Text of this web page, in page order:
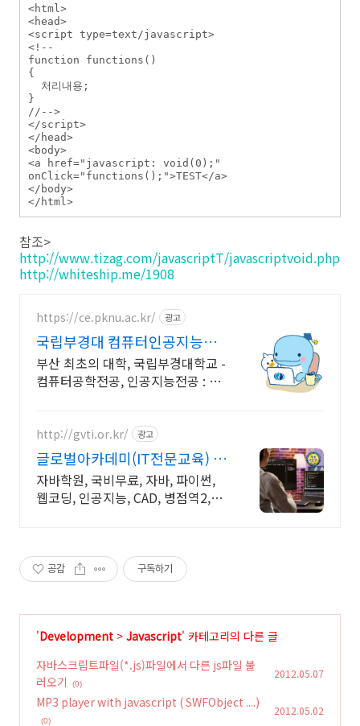
<html>
<head>
<script type=text/javascript>
<!--
function functions()
{
}
//-->
</script>
</head>
<body>
<a href="javascript: void(0);"
onClick="functions();">TEST</a>
</body>
참조>
http://www.tizag.com/javascriptT/javascriptvoid.php
http://whiteship.me/1908
https://ce.pknu.ac.kr/ 광고
국립부경대 컴퓨터인공지능학
부
부산 최초의 대학, 국립부경대학교 -
컴퓨터공학전공, 인공지능전공 : 과
http://gvti.or.kr/ 광고
글로벌아카데미(IT전문교육) 고
용노동부지정 우수훈련기관
자바학원, 국비무료, 자바, 파이썬,
웹코딩, 인공지능, CAD, 병점역2,3
공감 구독하기
'Development > Javascript' 카테고리의 다른 글
자바스크립트파일(*.js)파일에서 다른 js파일 불
러오기
(0)
2012.05.07
MP3 player with javascript ( SWFObject ....)
(0)
2012.05.02